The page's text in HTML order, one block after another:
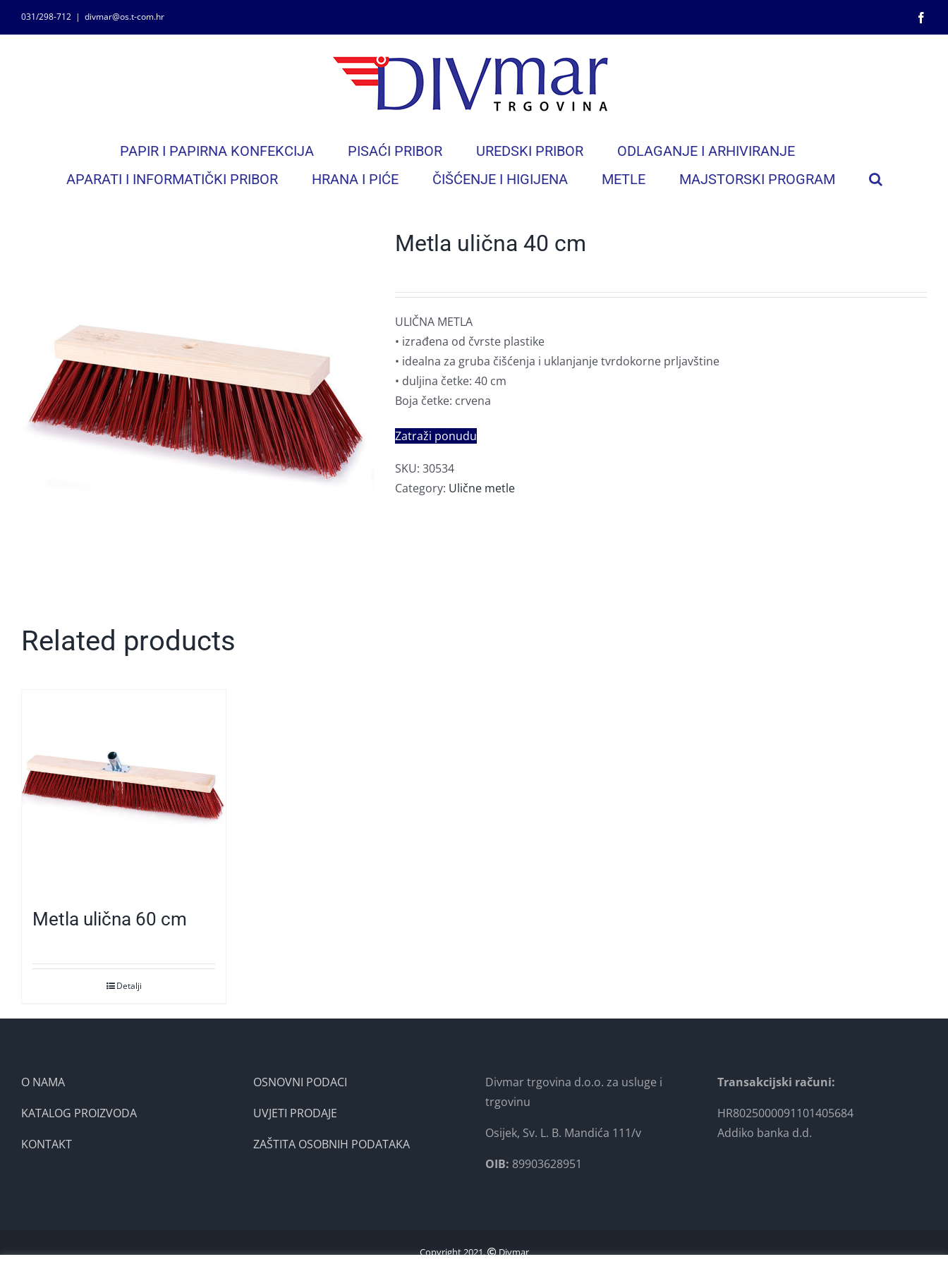
031/298-712 | divmar@os.t-com.hr
PAPIR I PAPIRNA KONFEKCIJA PISAĆI PRIBOR UREDSKI PRIBOR
ODLAGANJE I ARHIVIRANJE
APARATI I INFORMATIČKI PRIBOR
HRANA I PIĆE ČIŠĆENJE I HIGIJENA METLE MAJSTORSKI PROGRAM
Metla ulična 40 cm
ULIČNA METLA
• izrađena od čvrste plastike
• idealna za gruba čišćenja i uklanjanje tvrdokorne prljavštine
• duljina četke: 40 cm
Boja četke: crvena
Zatraži ponudu
SKU: 30534
Category: Ulične metle
Related products
Metla ulična 60 cm
Detalji
O NAMA
KATALOG PROIZVODA
KONTAKT
OSNOVNI PODACI
UVJETI PRODAJE
ZAŠTITA OSOBNIH PODATAKA
Divmar trgovina d.o.o. za usluge i
trgovinu
Osijek, Sv. L. B. Mandića 111/v
OIB: 89903628951
Transakcijski računi:
HR8025000091101405684
Addiko banka d.d.
Copyright 2021. Divmar